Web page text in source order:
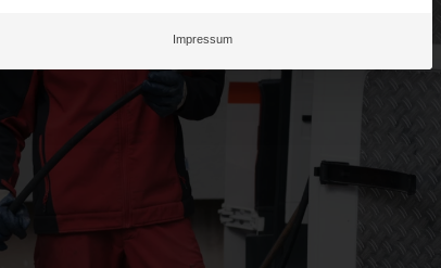
Impressum